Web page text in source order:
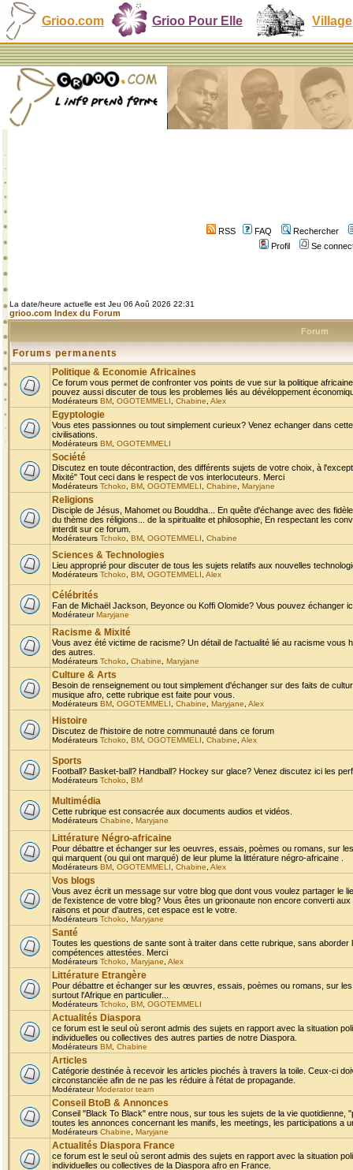
Grioo.com Grioo Pour Elle Village
RSS FAQ
Rechercher
Profil
Se
La date/heure actuelle est Jeu 06 Aoû 2026 22:31
grioo.com Index du Forum
Forum
Forums permanents
Politique & Economie Africaines
Ce forum vous permet de confronter vos points de vue sur la politique
pouvez aussi discuter de tous les problemes liés au dévéloppement
Modérateurs BM OGOTEMMELI Chabine Alex
Egyptologie
Vous etes passionnes ou tout simplement curieux? Venez echanger dans
civilisations.
Modérateurs BM OGOTEMMELI
Société
Discutez en toute décontraction, des différents sujets de votre choix, à
Mixité" Tout ceci dans le respect de vos interlocuteurs. Merci
Modérateurs Tchoko BM OGOTEMMELI Chabine Maryjane
Religions
Disciple de Jésus, Mahomet ou Bouddha... En quête d'échange avec des
du thème des réligions... de la spiritualite et philosophie, En respectant les
interdit sur ce forum.
Modérateurs Tchoko BM OGOTEMMELI Chabine
Sciences & Technologies
Lieu approprié pour discuter de tous les sujets relatifs aux nouvelles
Modérateurs Tchoko BM OGOTEMMELI Alex
Célébrités
Fan de Michaël Jackson, Beyonce ou Koffi Olomide? Vous pouvez échanger
ModérateurMaryjane
Racisme & Mixité
Vous avez été victime de racisme? Un détail de l'actualité lié au racisme
des autres.
Modérateurs Tchoko Chabine Maryjane
Culture & Arts
Besoin de renseignement ou tout simplement d'échanger sur des faits de
musique afro, cette rubrique est faite pour vous.
Modérateurs BM OGOTEMMELI Chabine Maryjane Alex
Histoire
Discutez de l'histoire de notre communauté dans ce forum
Modérateurs Tchoko BM OGOTEMMELI Chabine Alex
Sports
Football? Basket-ball? Handball? Hockey sur glace? Venez discutez ici les
Modérateurs Tchoko BM
Multimédia
Cette rubrique est consacrée aux documents audios et vidéos.
Modérateurs Chabine Maryjane
Littérature Négro-africaine
Pour débattre et échanger sur les oeuvres, essais, poèmes ou romans, sur
qui marquent (ou qui ont marqué) de leur plume la littérature négro-africaine .
Modérateurs BM OGOTEMMELI Chabine Alex
Vos blogs
Vous avez écrit un message sur votre blog que dont vous voulez partager le
de l'existence de votre blog? Vous êtes un grioonaute non encore converti
raisons et pour d'autres, cet espace est le votre.
Modérateurs Tchoko Maryjane
Santé
Toutes les questions de sante sont à traiter dans cette rubrique, sans
compétences attestées. Merci
Modérateurs Tchoko Maryjane Alex
Littérature Etrangère
Pour débattre et échanger sur les œuvres, essais, poèmes ou romans, sur
surtout l'Afrique en particulier...
Modérateurs Tchoko BM OGOTEMMELI
Actualités Diaspora
ce forum est le seul où seront admis des sujets en rapport avec la situation
individuelles ou collectives des autres parties de notre Diaspora.
Modérateurs BM Chabine
Articles
Catégorie destinée à recevoir les articles piochés à travers la toile. Ceux-ci
circonstanciée afin de ne pas les réduire à l'état de propagande.
ModérateurModerator team
Conseil BtoB & Annonces
Conseil "Black To Black" entre nous, sur tous les sujets de la vie
toutes les annonces concernant les manifs, les meetings, les participations a
Modérateurs Chabine Maryjane
Actualités Diaspora France
ce forum est le seul où seront admis des sujets en rapport avec la situation
individuelles ou collectives de la Diaspora afro en France.